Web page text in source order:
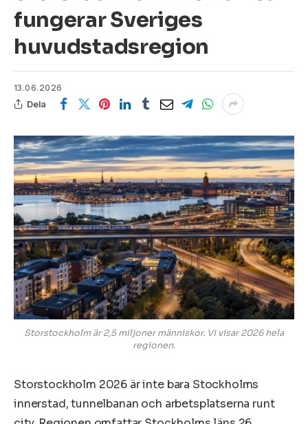
fungerar Sveriges
huvudstadsregion
13.06.2026
Dela
Storstockholm är 2,5 miljoner människor. Vi visar 2026 hela
regionen.
Storstockholm 2026 är inte bara Stockholms
innerstad, tunnelbanan och arbetsplatserna runt